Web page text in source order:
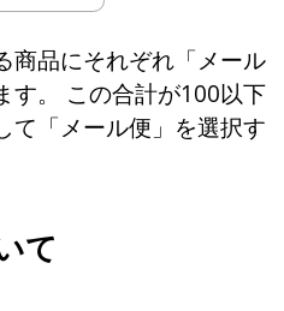
商品にそれぞれ「メール
す。 この合計が100以下
て「メール便」を選択す
て